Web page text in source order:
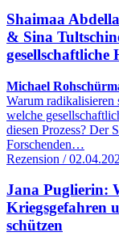
Shaimaa
& Sina
Michael
Warum radikalisieren
welche
diesen Prozess? Der
Forschenden…
Rezension /
Jana Puglierin:
Kriegsgefahren
schützen